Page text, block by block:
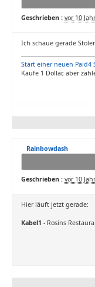
Geschrieben : vor 10
Ich schaue gerade
Start einer neuen
Kaufe 1 Dollar, aber
Rainbowdash
Geschrieben : vor 10
Hier läuft jetzt gerade:
Kabel1 - Rosins